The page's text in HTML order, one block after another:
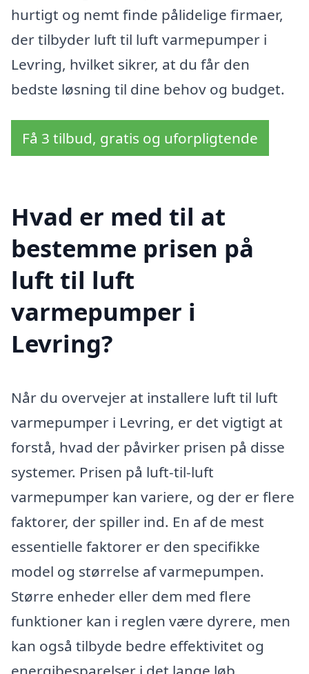
hurtigt og nemt finde pålidelige firmaer,
der tilbyder luft til luft varmepumper i
Levring, hvilket sikrer, at du får den
bedste løsning til dine behov og budget.
Få 3 tilbud, gratis og uforpligtende
Hvad er med til at
bestemme prisen på
luft til luft
varmepumper i
Levring?
Når du overvejer at installere luft til luft
varmepumper i Levring, er det vigtigt at
forstå, hvad der påvirker prisen på disse
systemer. Prisen på luft-til-luft
varmepumper kan variere, og der er flere
faktorer, der spiller ind. En af de mest
essentielle faktorer er den specifikke
model og størrelse af varmepumpen.
Større enheder eller dem med flere
funktioner kan i reglen være dyrere, men
kan også tilbyde bedre effektivitet og